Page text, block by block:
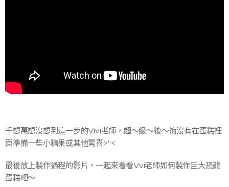
千想萬想沒想到這一步的Vivi老師，超～級～後～悔沒有在蛋糕裡
面準備一些小糖果或其他驚喜>"<
最後放上製作過程的影片，一起來看看Vvi老師如何製作巨大恐龍
蛋糕吧～